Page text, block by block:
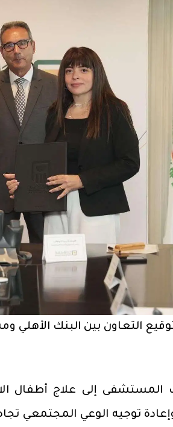
التعاون بين البنك الأهلي
إلى علاج أطفال
توجيه الوعي المجتمعي